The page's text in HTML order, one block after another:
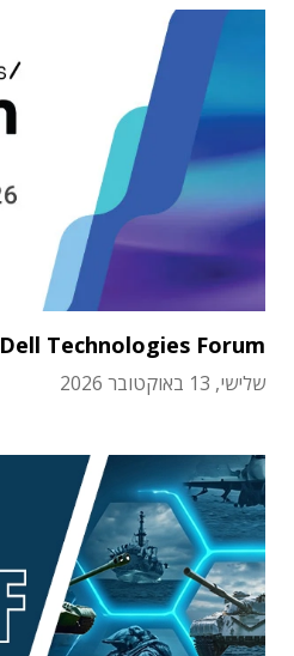
Dell Technologies Forum
שלישי, 13 באוקטובר 2026